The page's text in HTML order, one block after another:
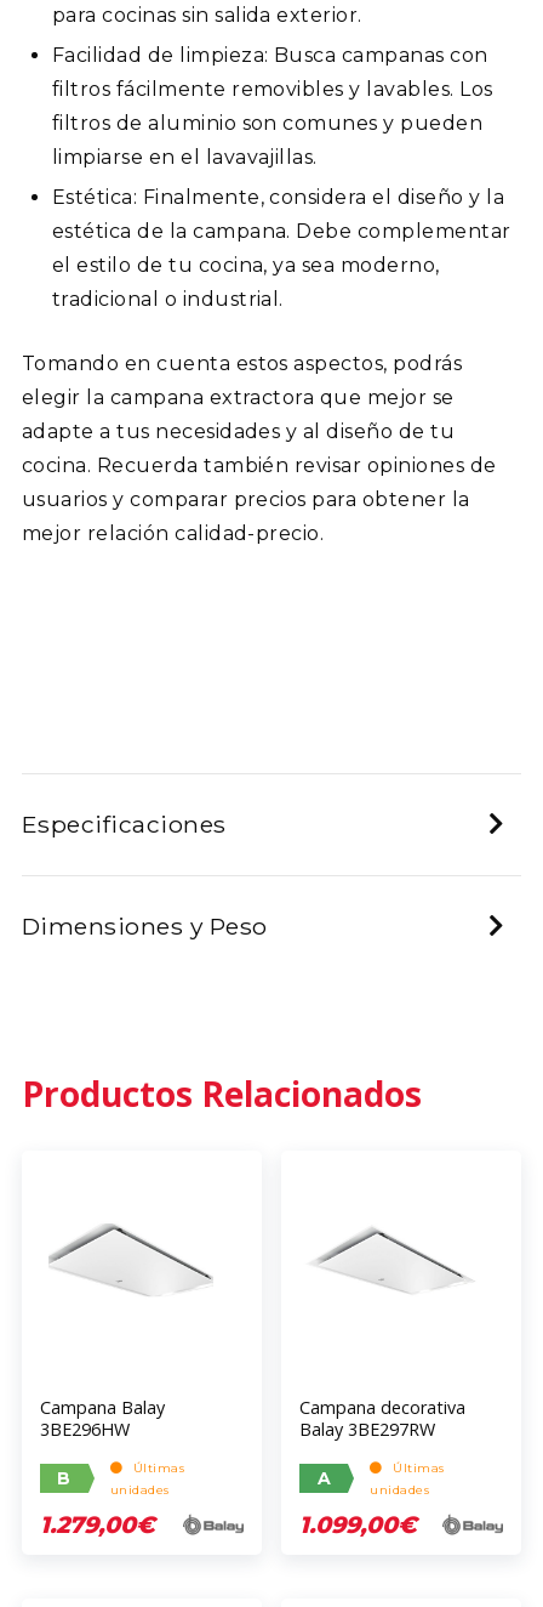
para cocinas sin salida exterior.
Facilidad de limpieza: Busca campanas con
filtros fácilmente removibles y lavables. Los
filtros de aluminio son comunes y pueden
limpiarse en el lavavajillas.
Estética: Finalmente, considera el diseño y la
estética de la campana. Debe complementar
el estilo de tu cocina, ya sea moderno,
tradicional o industrial.
Tomando en cuenta estos aspectos, podrás
elegir la campana extractora que mejor se
adapte a tus necesidades y al diseño de tu
cocina. Recuerda también revisar opiniones de
usuarios y comparar precios para obtener la
mejor relación calidad-precio.
Especificaciones
Dimensiones y Peso
Productos Relacionados
Campana Balay
3BE296HW
B
Últimas
unidades
1.279,00€
Campana decorativa
Balay 3BE297RW
A
Últimas
unidades
1.099,00€